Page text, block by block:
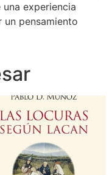
experiencia
un pensamiento